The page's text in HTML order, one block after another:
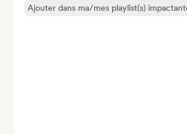
Ajouter dans ma/mes playlist(s)